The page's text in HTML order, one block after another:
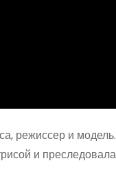
режиссер и
и